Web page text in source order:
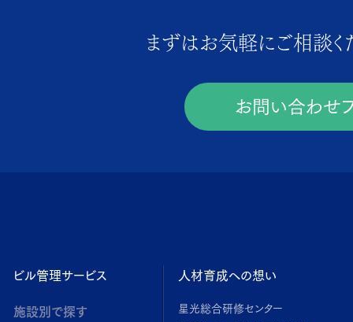
まずはお気軽にご相談く
お問い合わせ
ビル管理サービス
施設別で探す
人材育成への想い
星光総合研修センター